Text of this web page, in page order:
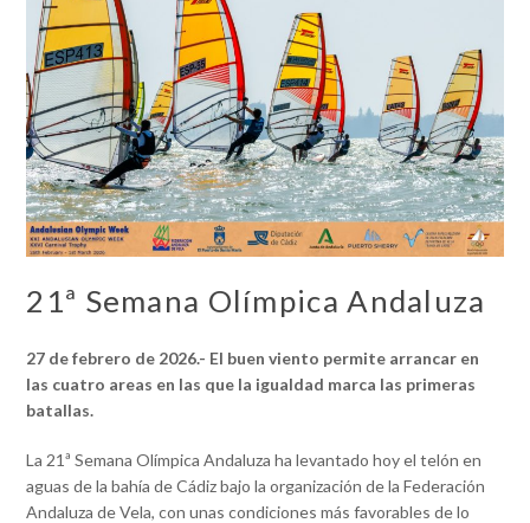
21ª Semana Olímpica Andaluza
27 de febrero de 2026.- El buen viento permite arrancar en
las cuatro areas en las que la igualdad marca las primeras
batallas.
La 21ª Semana Olímpica Andaluza ha levantado hoy el telón en
aguas de la bahía de Cádiz bajo la organización de la Federación
Andaluza de Vela, con unas condiciones más favorables de lo